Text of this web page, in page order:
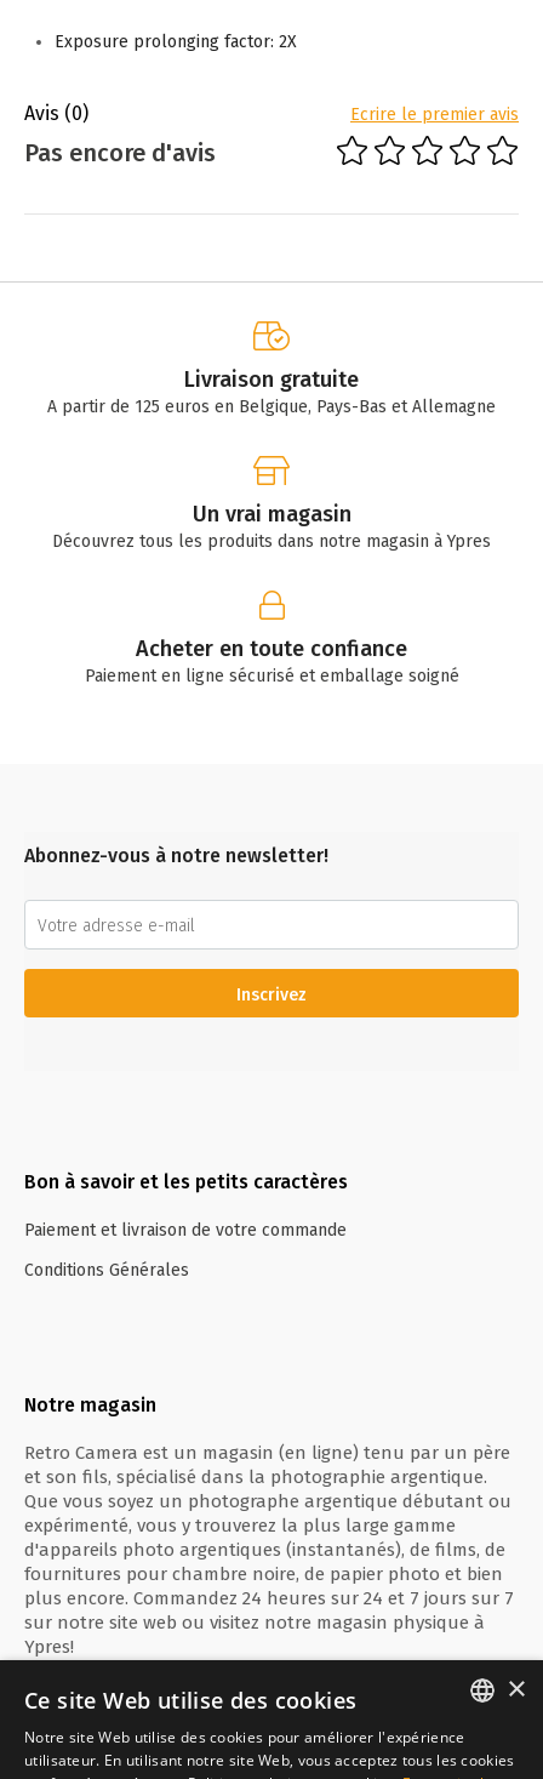
Exposure prolonging factor: 2X
Avis (0) Ecrire le premier avis
Pas encore d'avis
Livraison gratuite
A partir de 125 euros en Belgique, Pays-Bas et Allemagne
Un vrai magasin
Découvrez tous les produits dans notre magasin à Ypres
Acheter en toute confiance
Paiement en ligne sécurisé et emballage soigné
Abonnez-vous à notre newsletter!
Inscrivez
Bon à savoir et les petits caractères
Paiement et livraison de votre commande
Conditions Générales
Notre magasin
Retro Camera est un magasin (en ligne) tenu par un père
et son fils, spécialisé dans la photographie argentique.
Que vous soyez un photographe argentique débutant ou
expérimenté, vous y trouverez la plus large gamme
d'appareils photo argentiques (instantanés), de films, de
fournitures pour chambre noire, de papier photo et bien
plus encore. Commandez 24 heures sur 24 et 7 jours sur 7
sur notre site web ou visitez notre magasin physique à
Ypres!
Paiement sécurisé avec
ENGLISH
×
Ce site Web utilise des cookies
Notre site Web utilise des cookies pour améliorer l'expérience
utilisateur. En utilisant notre site Web, vous acceptez tous les cookies